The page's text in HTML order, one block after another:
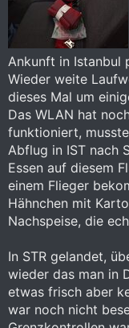
Ankunft in Istanbul
Wieder weite
dieses Mal um
Das WLAN hat
funktioniert,
Abflug in IST nach
Essen auf diesem
einem Flieger
Hähnchen mit
Nachspeise, die
In STR gelandet,
wieder das man in
etwas frisch aber
war noch nicht